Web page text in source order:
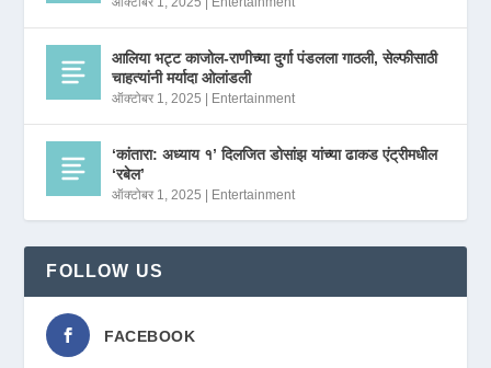
आलिया भट्ट काजोल-राणीच्या दुर्गा पंडलला गाठली, सेल्फीसाठी
चाहत्यांनी मर्यादा ओलांडली
ऑक्टोबर 1, 2025 | Entertainment
‘कांतारा: अध्याय १’ दिलजित डोसांझ यांच्या ढाकड एंट्रीमधील
‘रबेल’
ऑक्टोबर 1, 2025 | Entertainment
FOLLOW US
FACEBOOK